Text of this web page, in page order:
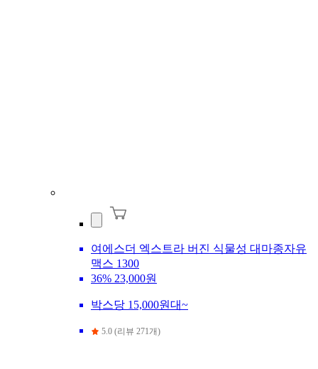
여에스더 엑스트라 버진 식물성 대마종자유
맥스 1300
36% 23,000원
박스당 15,000원대~
5.0 (리뷰 271개)